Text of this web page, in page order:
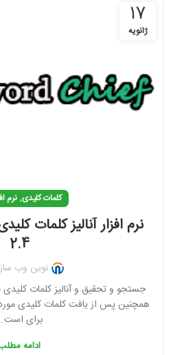
17
ژانویه
کلمات کلیدی,نرم
2.4
نوین وب ساز
جستجو و تحقیق و آنالیز کلمات کلیدی
همچنین پس از یافت کلمات کلیدی مورد
برای
ادامه